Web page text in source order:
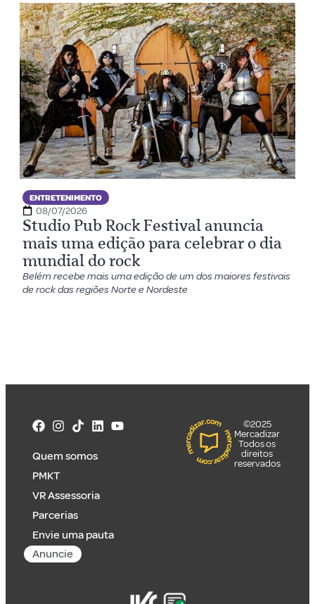
ENTRETENIMENTO
08/07/2026
Studio Pub Rock Festival anuncia
mais uma edição para celebrar o dia
mundial do rock
Belém recebe mais uma edição de um dos maiores festivais
de rock das regiões Norte e Nordeste
Quem somos
PMKT
VR Assessoria
Parcerias
Envie uma pauta
Anuncie
©2025
Mercadizar
Todos os
direitos
reservados